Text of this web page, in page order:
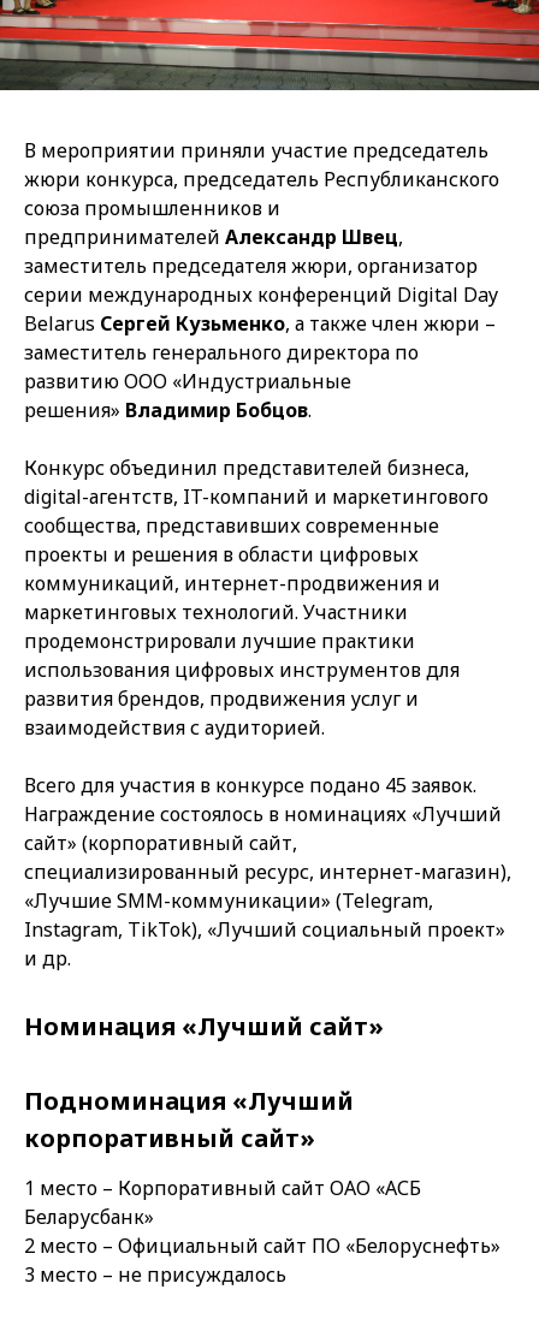
В мероприятии приняли участие председатель
жюри конкурса, председатель Республиканского
союза промышленников и
предпринимателей Александр Швец,
заместитель председателя жюри, организатор
серии международных конференций Digital Day
Belarus Сергей Кузьменко, а также член жюри –
заместитель генерального директора по
развитию ООО «Индустриальные
решения» Владимир Бобцов.
Конкурс объединил представителей бизнеса,
digital-агентств, IT-компаний и маркетингового
сообщества, представивших современные
проекты и решения в области цифровых
коммуникаций, интернет-продвижения и
маркетинговых технологий. Участники
продемонстрировали лучшие практики
использования цифровых инструментов для
развития брендов, продвижения услуг и
взаимодействия с аудиторией.
Всего для участия в конкурсе подано 45 заявок.
Награждение состоялось в номинациях «Лучший
сайт» (корпоративный сайт,
специализированный ресурс, интернет-магазин),
«Лучшие SMM-коммуникации» (Telegram,
Instagram, TikTok), «Лучший социальный проект»
и др.
Номинация «Лучший сайт»
Подноминация «Лучший
корпоративный сайт»
1 место – Корпоративный сайт ОАО «АСБ
Беларусбанк»
2 место – Официальный сайт ПО «Белоруснефть»
3 место – не присуждалось